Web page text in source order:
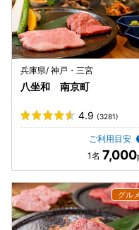
兵庫県/ 神戸・三宮
八坐和 南京町
4.9 (3281)
ご利用目安
7,000